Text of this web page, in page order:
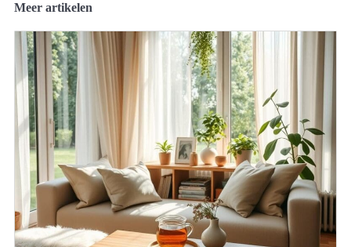
Meer artikelen